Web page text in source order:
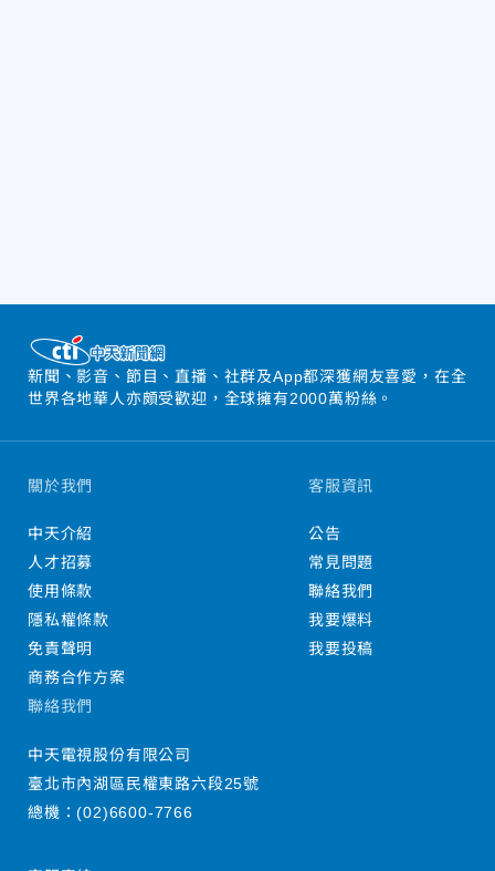
新聞、影音、節目、直播、社群及App都深獲網友喜愛，在全
世界各地華人亦頗受歡迎，全球擁有2000萬粉絲。
關於我們
中天介紹
人才招募
使用條款
隱私權條款
免責聲明
商務合作方案
客服資訊
公告
常見問題
聯絡我們
我要爆料
我要投稿
聯絡我們
中天電視股份有限公司
臺北市內湖區民權東路六段25號
總機：(02)6600-7766